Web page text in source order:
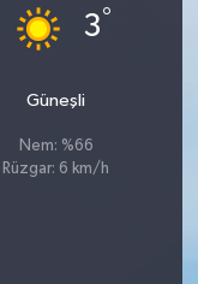
3°
Güneşli
Nem: %66
Rüzgar: 6 km/h